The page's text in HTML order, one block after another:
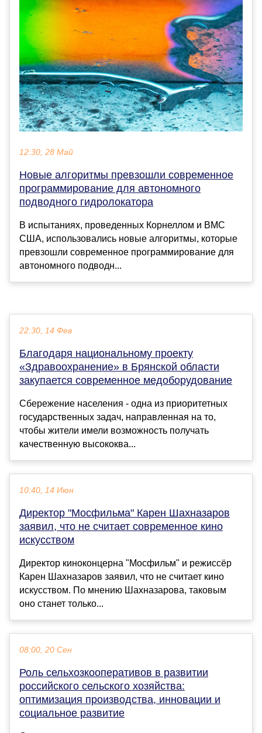
12:30, 28 Май
Новые алгоритмы превзошли современное
программирование для автономного
подводного гидролокатора
В испытаниях, проведенных Корнеллом и ВМС
США, использовались новые алгоритмы, которые
превзошли современное программирование для
автономного подводн...
22:30, 14 Фев
Благодаря национальному проекту
«Здравоохранение» в Брянской области
закупается современное медоборудование
Сбережение населения - одна из приоритетных
государственных задач, направленная на то,
чтобы жители имели возможность получать
качественную высококва...
10:40, 14 Июн
Директор "Мосфильма" Карен Шахназаров
заявил, что не считает современное кино
искусством
Директор киноконцерна "Мосфильм" и режиссёр
Карен Шахназаров заявил, что не считает кино
искусством. По мнению Шахназарова, таковым
оно станет только...
08:00, 20 Сен
Роль сельхозкооперативов в развитии
российского сельского хозяйства:
оптимизация производства, инновации и
социальное развитие